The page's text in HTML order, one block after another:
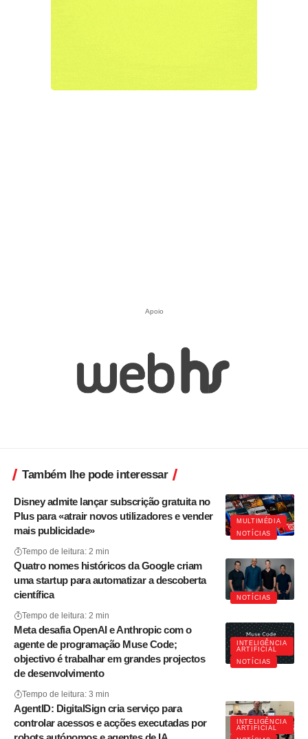
Apoio
Também lhe pode interessar
MULTIMÉDIA
NOTÍCIAS
Disney admite lançar subscrição gratuita no
Plus para «atrair novos utilizadores e vender
mais publicidade»
Tempo de leitura: 2 min
NOTÍCIAS
Quatro nomes históricos da Google criam
uma startup para automatizar a descoberta
científica
Tempo de leitura: 2 min
INTELIGÊNCIA
ARTIFICIAL
NOTÍCIAS
Meta desafia OpenAI e Anthropic com o
agente de programação Muse Code;
objectivo é trabalhar em grandes projectos
de desenvolvimento
Tempo de leitura: 3 min
INTELIGÊNCIA
ARTIFICIAL
AgentID: DigitalSign cria serviço para
controlar acessos e acções executadas por